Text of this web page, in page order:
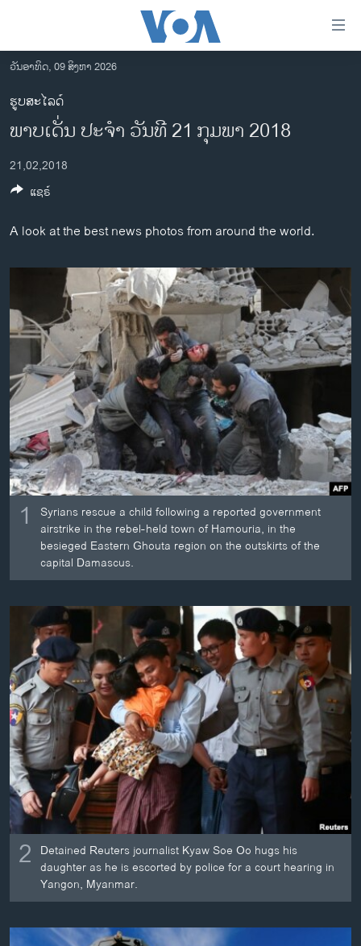
ເຂົ້າ
ຫາ
ຂ້າມ
ຂ້າມ
ໄປ
ຫາ
ຄົ້ນ
ລາວ
ອາເມຣິກາ
ການເລືອກຕັ້ງ ປະທານາທີບໍດີ ສະຫະລັດ 2024
ຂ່າວ​ຈີນ
ໂລກ
ອິດສະຫຼະພາບດ້ານການຂ່າວ
ຊີວິດຊາວລາວ
ຊຸມຊົນຊາວລາວ
ວິທະຍາສາດ-ເທັກໂນໂລຈີ
ທຸລະກິດ
ພາສາອັງກິດ
ວີດີໂອ
ສຽງ
ລາຍການກະຈາຍສຽງ
ລາຍງານ
ຕິດຕາມພວກເຮົາ ທີ່
ພາສາຕ່າງໆ
ວັນອາທິດ, 09 ສິງຫາ 2026
ຮູບສະໄລດ໌
ພາບເດັ່ນ ປະຈຳ ວັນທີ 21 ກຸມພາ 2018
21,02,2018
A look at the best news photos from around the world.
1
Syrians rescue a child following a reported government
airstrike in the rebel-held town of Hamouria, in the
besieged Eastern Ghouta region on the outskirts of the
capital Damascus.
2 Detained Reuters journalist Kyaw Soe Oo hugs his
daughter as he is escorted by police for a court hearing in
Yangon, Myanmar.
ແຊຣ໌